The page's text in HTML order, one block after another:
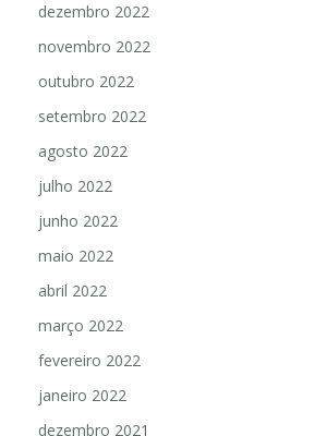
dezembro 2022
novembro 2022
outubro 2022
setembro 2022
agosto 2022
julho 2022
junho 2022
maio 2022
abril 2022
março 2022
fevereiro 2022
janeiro 2022
dezembro 2021